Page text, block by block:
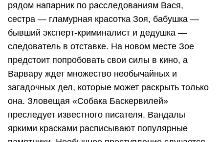
рядом напарник по расследованиям Вася,
сестра — гламурная красотка Зоя, бабушка —
бывший эксперт-криминалист и дедушка —
следователь в отставке. На новом месте Зое
предстоит попробовать свои силы в кино, а
Варвару ждет множество необычайных и
загадочных дел, которые может раскрыть только
она. Зловещая «Собака Баскервилей»
преследует известного писателя. Вандалы
яркими красками расписывают популярные